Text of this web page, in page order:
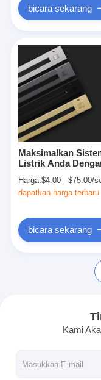
Produk
Tentang kita
Wisata pabrik
Kontrol kualitas
bicara sekarang
Papan tulis
sistem konferensi
membalik
Pop Up Desk
bicara sekarang
Maksimalkan
Listrik Anda
Multifungsi
Kami
Harga:$4.00 - $75.00/
dapatkan harga terbaru
bicara sekarang
Kami